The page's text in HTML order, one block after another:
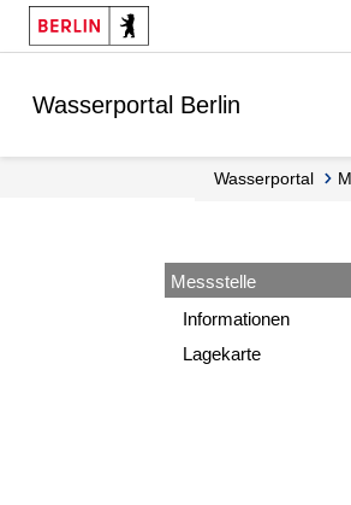
Springe zur Navigation
Springe zum Inhalt
Wasserportal Berlin
Wasserportal
Messstelle
Informationen
Lagekarte